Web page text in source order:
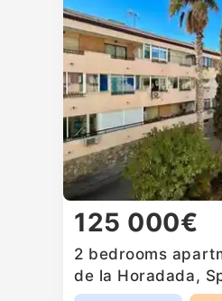
125 000€
2 bedrooms
de la Horadada,